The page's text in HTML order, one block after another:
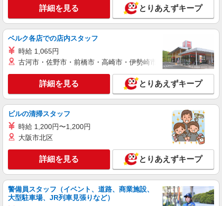
詳細を見る とりあえずキープ
ベルク各店での店内スタッフ
時給 1,065円
古河市・佐野市・前橋市・高崎市・伊勢崎市・太田市・館林市
詳細を見る とりあえずキープ
ビルの清掃スタッフ
時給 1,200円〜1,200円
大阪市北区
詳細を見る とりあえずキープ
警備員スタッフ（イベント、道路、商業施設、
大型駐車場、JR列車見張りなど）